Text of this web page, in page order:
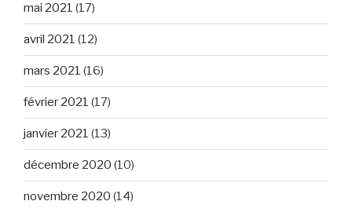
mai 2021 (17)
avril 2021 (12)
mars 2021 (16)
février 2021 (17)
janvier 2021 (13)
décembre 2020 (10)
novembre 2020 (14)